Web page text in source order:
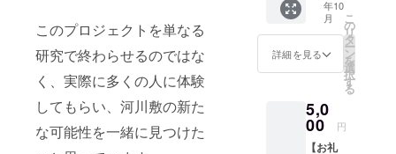
このプロジェクトを単なる
研究で終わらせるのではな
く、実際に多くの人に体験
してもらい、河川敷の新た
な可能性を一緒に見つけた
しま
す。 数
量:3点
セージ
をお送
りしま
す。
年10
月
詳細を見る
こ
の
リ
タ
ー
ン
を
選
択
す
る
5,0
00 円
【お礼